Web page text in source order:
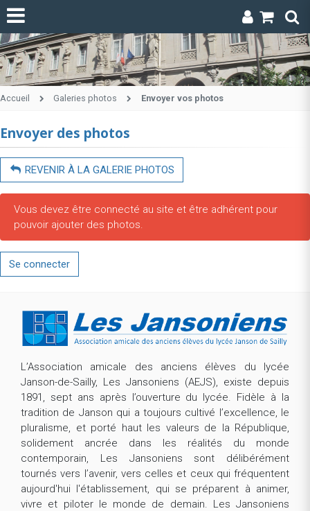
Accueil Galeries photos Envoyer vos photos
Envoyer des photos
REVENIR À LA GALERIE PHOTOS
Vous devez être connecté au site et être adhérent pour
pouvoir ajouter des photos.
Se connecter
L’Association amicale des anciens élèves du lycée
Janson-de-Sailly, Les Jansoniens (AEJS), existe depuis
1891, sept ans après l’ouverture du lycée. Fidèle à la
tradition de Janson qui a toujours cultivé l’excellence, le
pluralisme, et porté haut les valeurs de la République,
solidement ancrée dans les réalités du monde
contemporain, Les Jansoniens sont délibérément
tournés vers l’avenir, vers celles et ceux qui fréquentent
aujourd'hui l'établissement, qui se préparent à animer,
vivre et piloter le monde de demain. Les Jansoniens